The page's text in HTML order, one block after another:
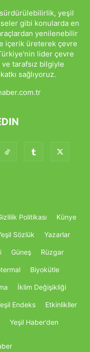
yeşil
gibi konularda en
yenilenebilir
içerik üreterek çevre
lider çevre
tarafsız bilgiyle
sağlıyoruz.
Politikası Künye
Sözlük Yazarlar
Güneş Rüzgar
Biyokütle
İklim Değişikliği
Endeks Etkinlikller
Yeşil Haber’den